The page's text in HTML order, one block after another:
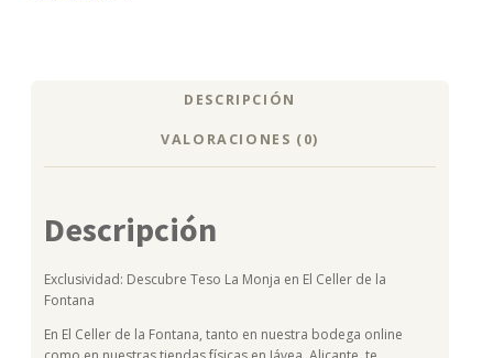
DESCRIPCIÓN
VALORACIONES (0)
Descripción
Exclusividad: Descubre Teso La Monja en El Celler de la
Fontana
En El Celler de la Fontana, tanto en nuestra bodega online